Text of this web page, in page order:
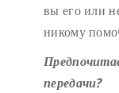
вы его или
никому
передачи?